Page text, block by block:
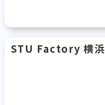
STU Factory 横浜